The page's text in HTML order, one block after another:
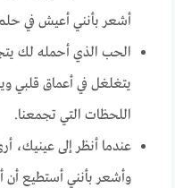
أشعر بأنني أعيش في
الحب الذي أحمله لك
يتغلغل في أعماق قلبي
اللحظات التي تجمعنا.
عندما أنظر إلى عينيك،
وأشعر بأنني أستطيع